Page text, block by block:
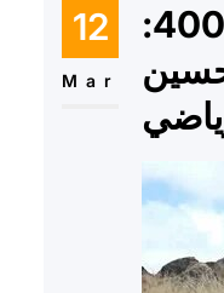
12
Mar
جهاز جاريت 400: